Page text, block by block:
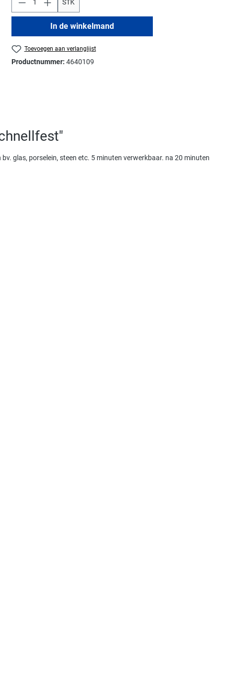
STK
In de winkelmand
Toevoegen aan verlanglijst
Productnummer:4640109
glas, porselein, steen etc. 5 minuten verwerkbaar. na 20 minuten